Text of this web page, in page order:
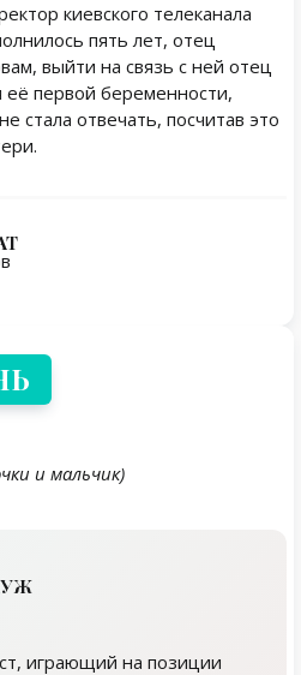
киевского телеканала
пять лет, отец
выйти на связь с ней отец
первой беременности,
стала отвечать, посчитав это
и мальчик)
играющий на позиции